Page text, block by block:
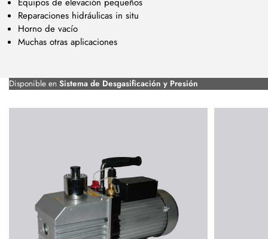
Reparaciones hidráulicas in situ
Horno de vacío
Muchas otras aplicaciones
Disponible en Sistema de Desgasificación y Presión